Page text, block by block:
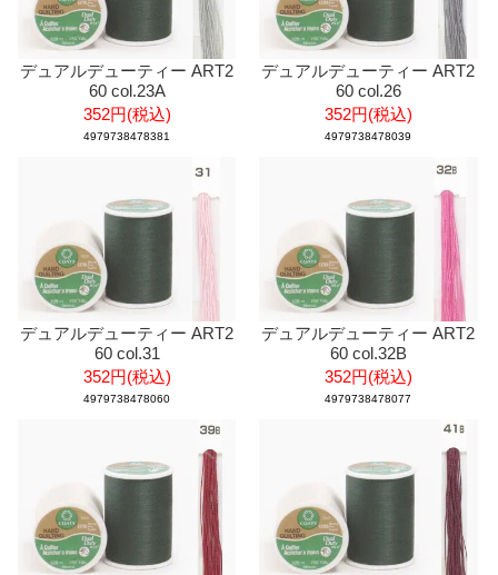
デュアルデューティー ART2
60 col.23A
352円(税込)
4979738478381
デュアルデューティー ART2
60 col.26
352円(税込)
4979738478039
デュアルデューティー ART2
60 col.31
352円(税込)
4979738478060
デュアルデューティー ART2
60 col.32B
352円(税込)
4979738478077